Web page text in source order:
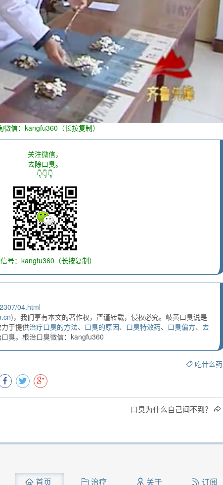
微信：kangfu360（长按复制）
关注微信，
去除口臭。
👇👇👇
号：kangfu360（长按复制）
04.html
)，我们享有本文的著作权，严谨转载，侵权必究。岐黄口臭说是
于提供治疗口臭的方法、 口臭的原因、 口臭特效药、 口臭偏方、 去
臭。根治口臭微信：kangfu360
吃什么药
口臭为什么自己闻不到？
首页 治疗 关于 订阅